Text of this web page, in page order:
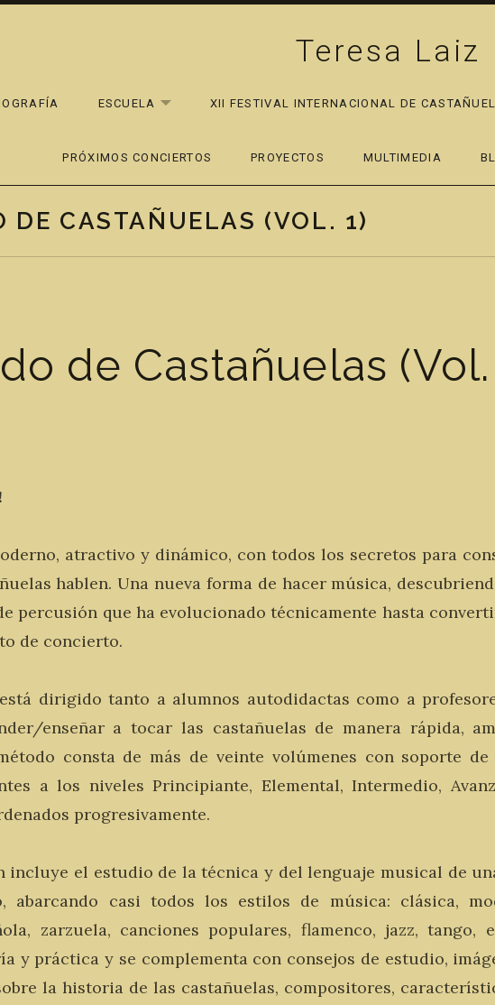
Teresa Laiz
ESCUELA EXPAND SUBMENU
XII FESTIVAL INTERNACIONAL DE
PRÓXIMOS CONCIERTOS PROYECTOS MULTIMEDIA
DE CASTAÑUELAS (VOL. 1)
de Castañuelas (Vol.
atractivo y dinámico, con todos los secretos para
hablen. Una nueva forma de hacer música,
percusión que ha evolucionado técnicamente hasta
de concierto.
dirigido tanto a alumnos autodidactas como a
enseñar a tocar las castañuelas de manera rápida,
consta de más de veinte volúmenes con soporte de
a los niveles Principiante, Elemental, Intermedio,
progresivamente.
incluye el estudio de la técnica y del lenguaje musical de
abarcando casi todos los estilos de música: clásica,
zarzuela, canciones populares, flamenco, jazz, tango,
y práctica y se complementa con consejos de estudio,
la historia de las castañuelas, compositores,